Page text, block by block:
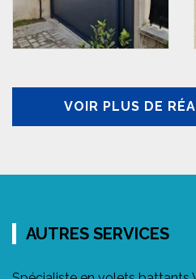
VOIR PLUS DE
AUTRES SERVICES